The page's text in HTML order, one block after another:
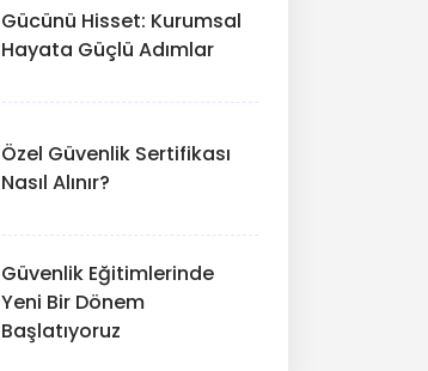
Gücünü Hisset: Kurumsal
Hayata Güçlü Adımlar
Özel Güvenlik Sertifikası
Nasıl Alınır?
Güvenlik Eğitimlerinde
Yeni Bir Dönem
Başlatıyoruz